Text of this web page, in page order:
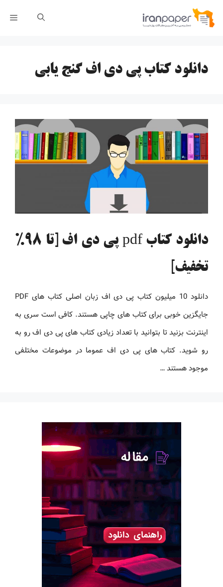
پرش
دانلود کتاب پی دی اف گنج یابی
دانلود کتاب pdf پی دی اف [تا 98%
تخفیف]
دانلود 10 میلیون کتاب پی دی اف زبان اصلی کتاب های PDF
جایگزین خوبی برای کتاب های چاپی هستند. کافی است سری به
اینترنت بزنید تا بتوانید با تعداد زیادی کتاب های پی دی اف رو به
رو شوید. کتاب های پی دی اف عموما در موضوعات مختلفی
موجود هستند …